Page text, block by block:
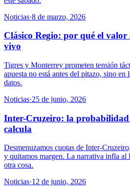
Noticias·8 de marzo, 2026
Clásico Regio: por qué el valor
vivo
Tigres y Monterrey prometen tensión
apuesta no está antes del pitazo, sino
datos.
Noticias·25 de junio, 2026
Inter-Cruzeiro: la probabilidad
calcula
Desmenuzamos cuotas de Inter-
y quitamos margen. La narrativa infla al
otra cosa.
Noticias·12 de junio, 2026